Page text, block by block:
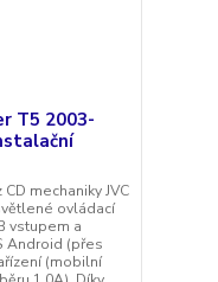
T5 2003-
mechaniky JVC
ovládací
vstupem a
Android (přes
(mobilní